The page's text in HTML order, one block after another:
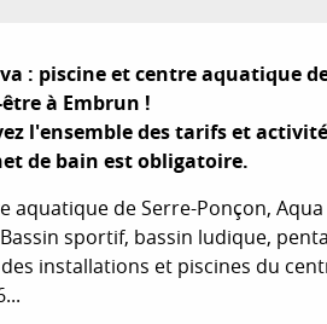
: piscine et centre aquatique
à Embrun !
l'ensemble des tarifs et
de bain est obligatoire.
aquatique de Serre-Ponçon,
sportif, bassin ludique,
installations et piscines du